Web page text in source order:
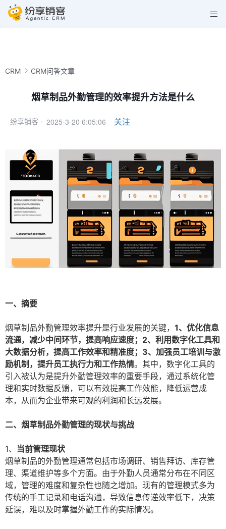
CRM CRM问答文章
烟草制品外勤管理的效率提升方法是什么
纷享销客 · 2025-3-20 6:05:06 关注
一、摘要
烟草制品外勤管理效率提升是行业发展的关键， 1、优化信息
流通，减少中间环节，提高响应速度；2、利用数字化工具和
大数据分析，提高工作效率和精准度；3、加强员工培训与激
励机制，提升员工执行力和工作热情。其中，数字化工具的
引入被认为是提升外勤管理效率的重要手段，通过系统化管
理和实时数据反馈，可以有效提高工作效能，降低运营成
本，从而为企业带来可观的利润和长远发展。
二、烟草制品外勤管理的现状与挑战
1、 当前管理现状
烟草制品的外勤管理通常包括市场调研、销售拜访、库存管
理、渠道维护等多个方面。由于外勤人员通常分布在不同区
域，管理的难度和复杂性也随之增加。现有的管理模式多为
传统的手工记录和电话沟通，导致信息传递效率低下，决策
延误，难以及时掌握外勤工作的实际情况。